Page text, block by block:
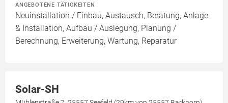
ANGEBOTENE TÄTIGKEITEN
Neuinstallation / Einbau, Austausch, Beratung, Anlage
& Installation, Aufbau / Auslegung, Planung /
Berechnung, Erweiterung, Wartung, Reparatur
Solar-SH